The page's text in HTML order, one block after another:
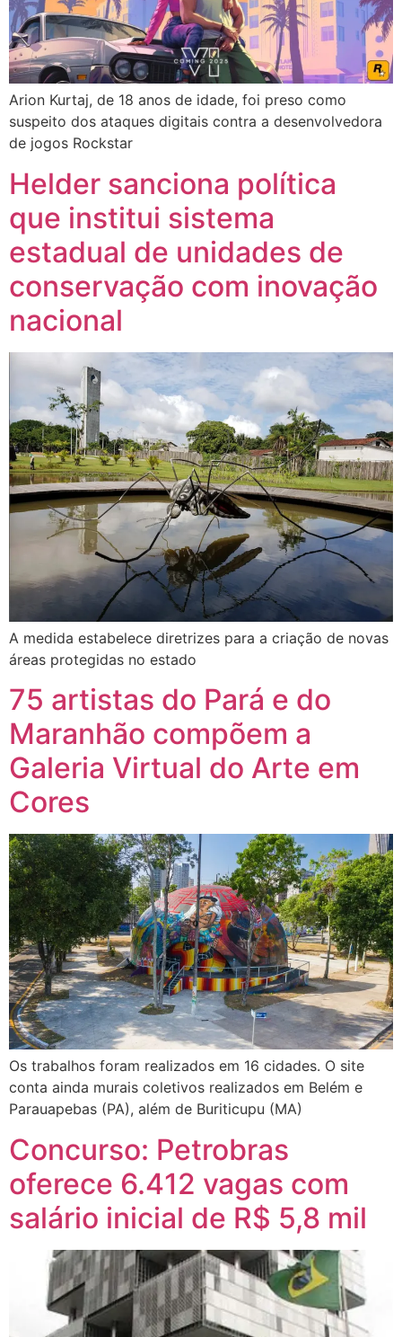
Arion Kurtaj, de 18 anos de idade, foi preso como
suspeito dos ataques digitais contra a desenvolvedora
de jogos Rockstar
Helder sanciona política
que institui sistema
estadual de unidades de
conservação com inovação
nacional
A medida estabelece diretrizes para a criação de novas
áreas protegidas no estado
75 artistas do Pará e do
Maranhão compõem a
Galeria Virtual do Arte em
Cores
Os trabalhos foram realizados em 16 cidades. O site
conta ainda murais coletivos realizados em Belém e
Parauapebas (PA), além de Buriticupu (MA)
Concurso: Petrobras
oferece 6.412 vagas com
salário inicial de R$ 5,8 mil